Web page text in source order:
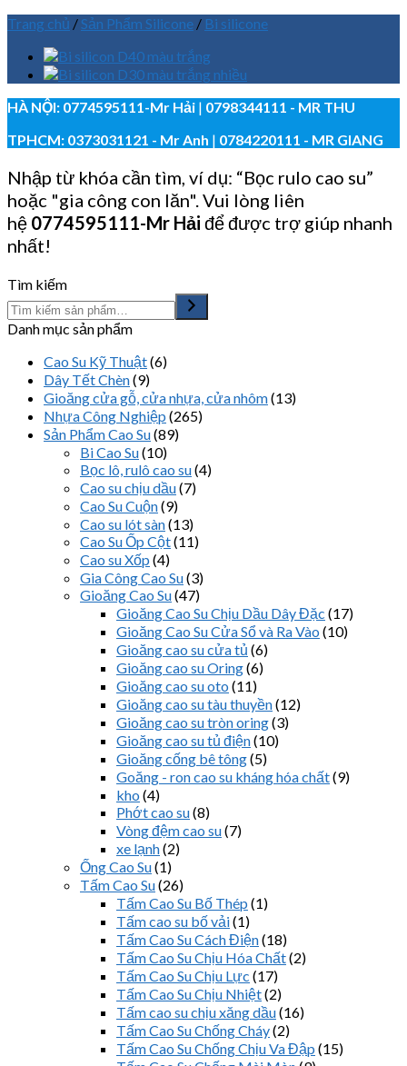
Trang chủ /Sản Phẩm Silicone / Bi silicone
HÀ NỘI: 0774595111-Mr Hải | 0798344111 - MR THU
TPHCM: 0373031121 - Mr Anh | 0784220111 - MR GIANG
Nhập từ khóa cần tìm, ví dụ: “Bọc rulo cao su”
hoặc "gia công con lăn". Vui lòng liên
hệ 0774595111-Mr Hải để được trợ giúp nhanh
nhất!
Tìm kiếm
Danh mục sản phẩm
Cao Su Kỹ Thuật(6)
Dây Tết Chèn(9)
Gioăng cửa gỗ, cửa nhựa, cửa nhôm(13)
Nhựa Công Nghiệp (265)
Sản Phẩm Cao Su(89)
Bi Cao Su(10)
Bọc lô, rulô cao su(4)
Cao su chịu dầu(7)
Cao Su Cuộn(9)
Cao su lót sàn(13)
Cao Su Ốp Cột(11)
Cao su Xốp (4)
Gia Công Cao Su(3)
Gioăng Cao Su(47)
Gioăng Cao Su Chịu Dầu Dây Đặc (17)
Gioăng Cao Su Cửa Sổ và Ra Vào (10)
Gioăng cao su cửa tủ (6)
Gioăng cao su Oring(6)
Gioăng cao su oto (11)
Gioăng cao su tàu thuyền(12)
Gioăng cao su tròn oring(3)
Gioăng cao su tủ điện(10)
Gioăng cống bê tông(5)
Goăng - ron cao su kháng hóa chất(9)
kho (4)
Phớt cao su(8)
Vòng đệm cao su(7)
xe lạnh(2)
Ống Cao Su(1)
Tấm Cao Su(26)
Tấm Cao Su Bố Thép (1)
Tấm cao su bố vải(1)
Tấm Cao Su Cách Điện(18)
Tấm Cao Su Chịu Hóa Chất(2)
Tấm Cao Su Chịu Lực (17)
Tấm Cao Su Chịu Nhiệt(2)
Tấm cao su chịu xăng dầu(16)
Tấm Cao Su Chống Cháy(2)
Tấm Cao Su Chống Chịu Va Đập (15)